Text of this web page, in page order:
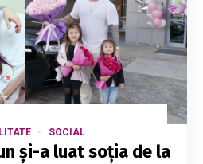
SOCIAL
și-a luat soția de la